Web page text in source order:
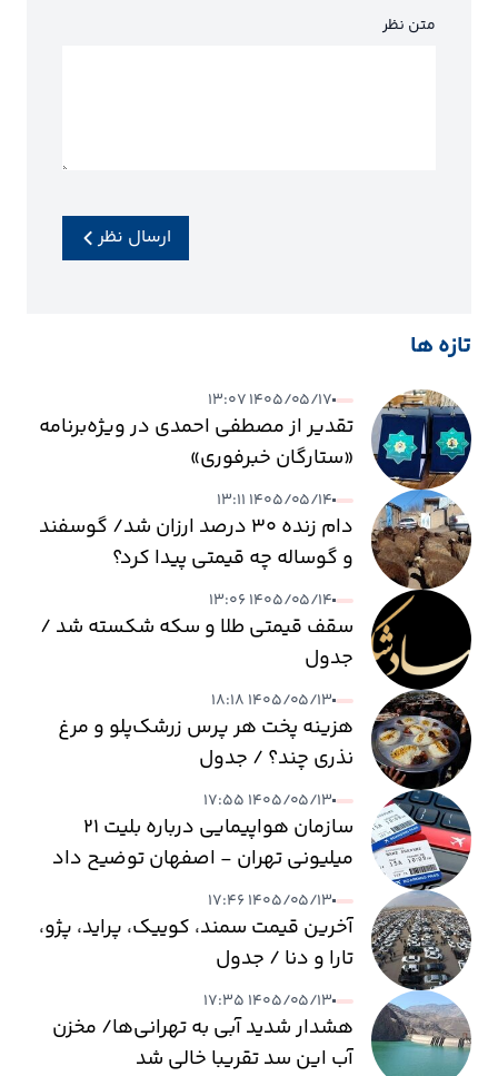
متن نظر
ارسال نظر
تازه ها
۱۴۰۵/۰۵/۱۷ ۱۳:۰۷
تقدیر از مصطفی احمدی در ویژه‌برنامه
«ستارگان خبرفوری»
۱۴۰۵/۰۵/۱۴ ۱۳:۱۱
دام زنده ۳۰ درصد ارزان شد/ گوسفند
و گوساله چه قیمتی پیدا کرد؟
۱۴۰۵/۰۵/۱۴ ۱۳:۰۶
سقف قیمتی طلا و سکه شکسته شد /
جدول
۱۴۰۵/۰۵/۱۳ ۱۸:۱۸
هزینه پخت هر پرس زرشک‌پلو و مرغ
نذری چند؟ / جدول
۱۴۰۵/۰۵/۱۳ ۱۷:۵۵
سازمان هواپیمایی درباره بلیت ۲۱
میلیونی تهران - اصفهان توضیح داد
۱۴۰۵/۰۵/۱۳ ۱۷:۴۶
آخرین قیمت سمند، کوییک، پراید، پژو،
تارا و دنا / جدول
۱۴۰۵/۰۵/۱۳ ۱۷:۳۵
هشدار شدید آبی به تهرانی‌ها/ مخزن
آب این سد تقریبا خالی شد